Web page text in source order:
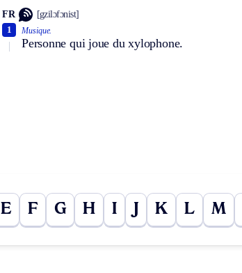
FR [gzilɔfɔnist]
Musique.
Personne qui joue du xylophone.
1
E F G H I K L M